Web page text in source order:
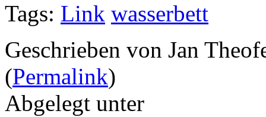
Tags: Link wasserbett
Geschrieben von Jan
(Permalink)
Abgelegt unter